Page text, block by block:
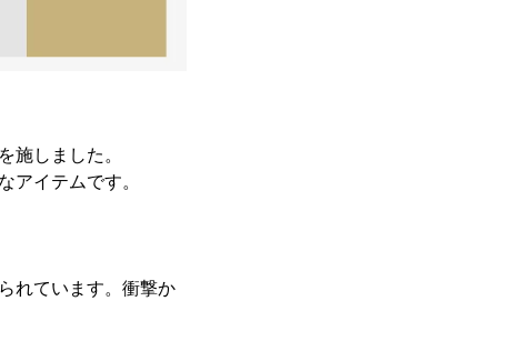
施しました。
アイテムです。
れています。衝撃か